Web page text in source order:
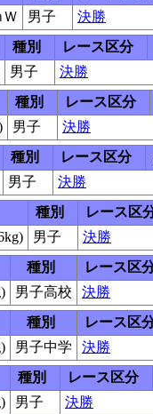
Ｗ 男子 決勝
種別 レース区分
男子 決勝
種別 レース区分
男子 決勝
種別 レース区分
男子 決勝
種別 レース区
男子 決勝
種別 レース区
男子高校 決勝
種別 レース区
男子中学 決勝
種別 レース区分
男子 決勝